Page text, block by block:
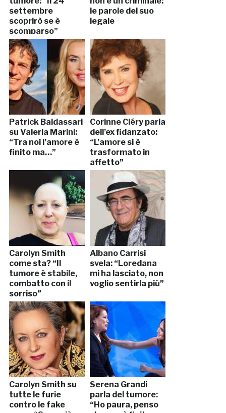
settembre
scoprirò se è
scomparso”
le parole del suo
legale
Patrick Baldassari
su Valeria Marini:
“Tra noi l’amore è
finito ma…”
Corinne Cléry parla
dell’ex fidanzato:
“L’amore si è
trasformato in
affetto”
Carolyn Smith
come sta? “Il
tumore è stabile,
combatto con il
sorriso”
Albano Carrisi
svela: “Loredana
mi ha lasciato, non
voglio sentirla più”
Carolyn Smith su
tutte le furie
contro le fake
Serena Grandi
parla del tumore:
“Ho paura, penso